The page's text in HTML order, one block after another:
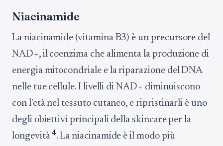
Niacinamide
La niacinamide (vitamina B3) è un precursore del
NAD+, il coenzima che alimenta la produzione di
energia mitocondriale e la riparazione del DNA
nelle tue cellule. I livelli di NAD+ diminuiscono
con l'età nel tessuto cutaneo, e ripristinarli è uno
degli obiettivi principali della skincare per la
longevità4. La niacinamide è il modo più